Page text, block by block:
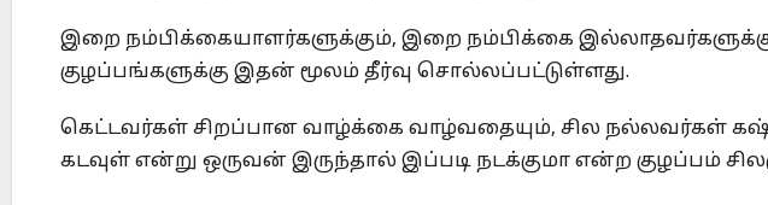
இறை நம்பிக்கையாளர்களுக்கும், இறை நம்பிக்கை
குழப்பங்களுக்கு இதன் மூலம் தீர்வு சொல்லப்பட்டுள்ளது.
கெட்டவர்கள் சிறப்பான வாழ்க்கை வாழ்வதையும், சில நல்லவர்கள்
கடவுள் என்று ஒருவன் இருந்தால் இப்படி நடக்குமா என்ற குழப்பம்